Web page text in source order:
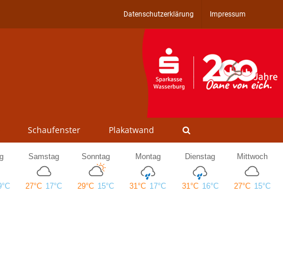
Datenschutzerklärung Impressum
Schaufenster Plakatwand